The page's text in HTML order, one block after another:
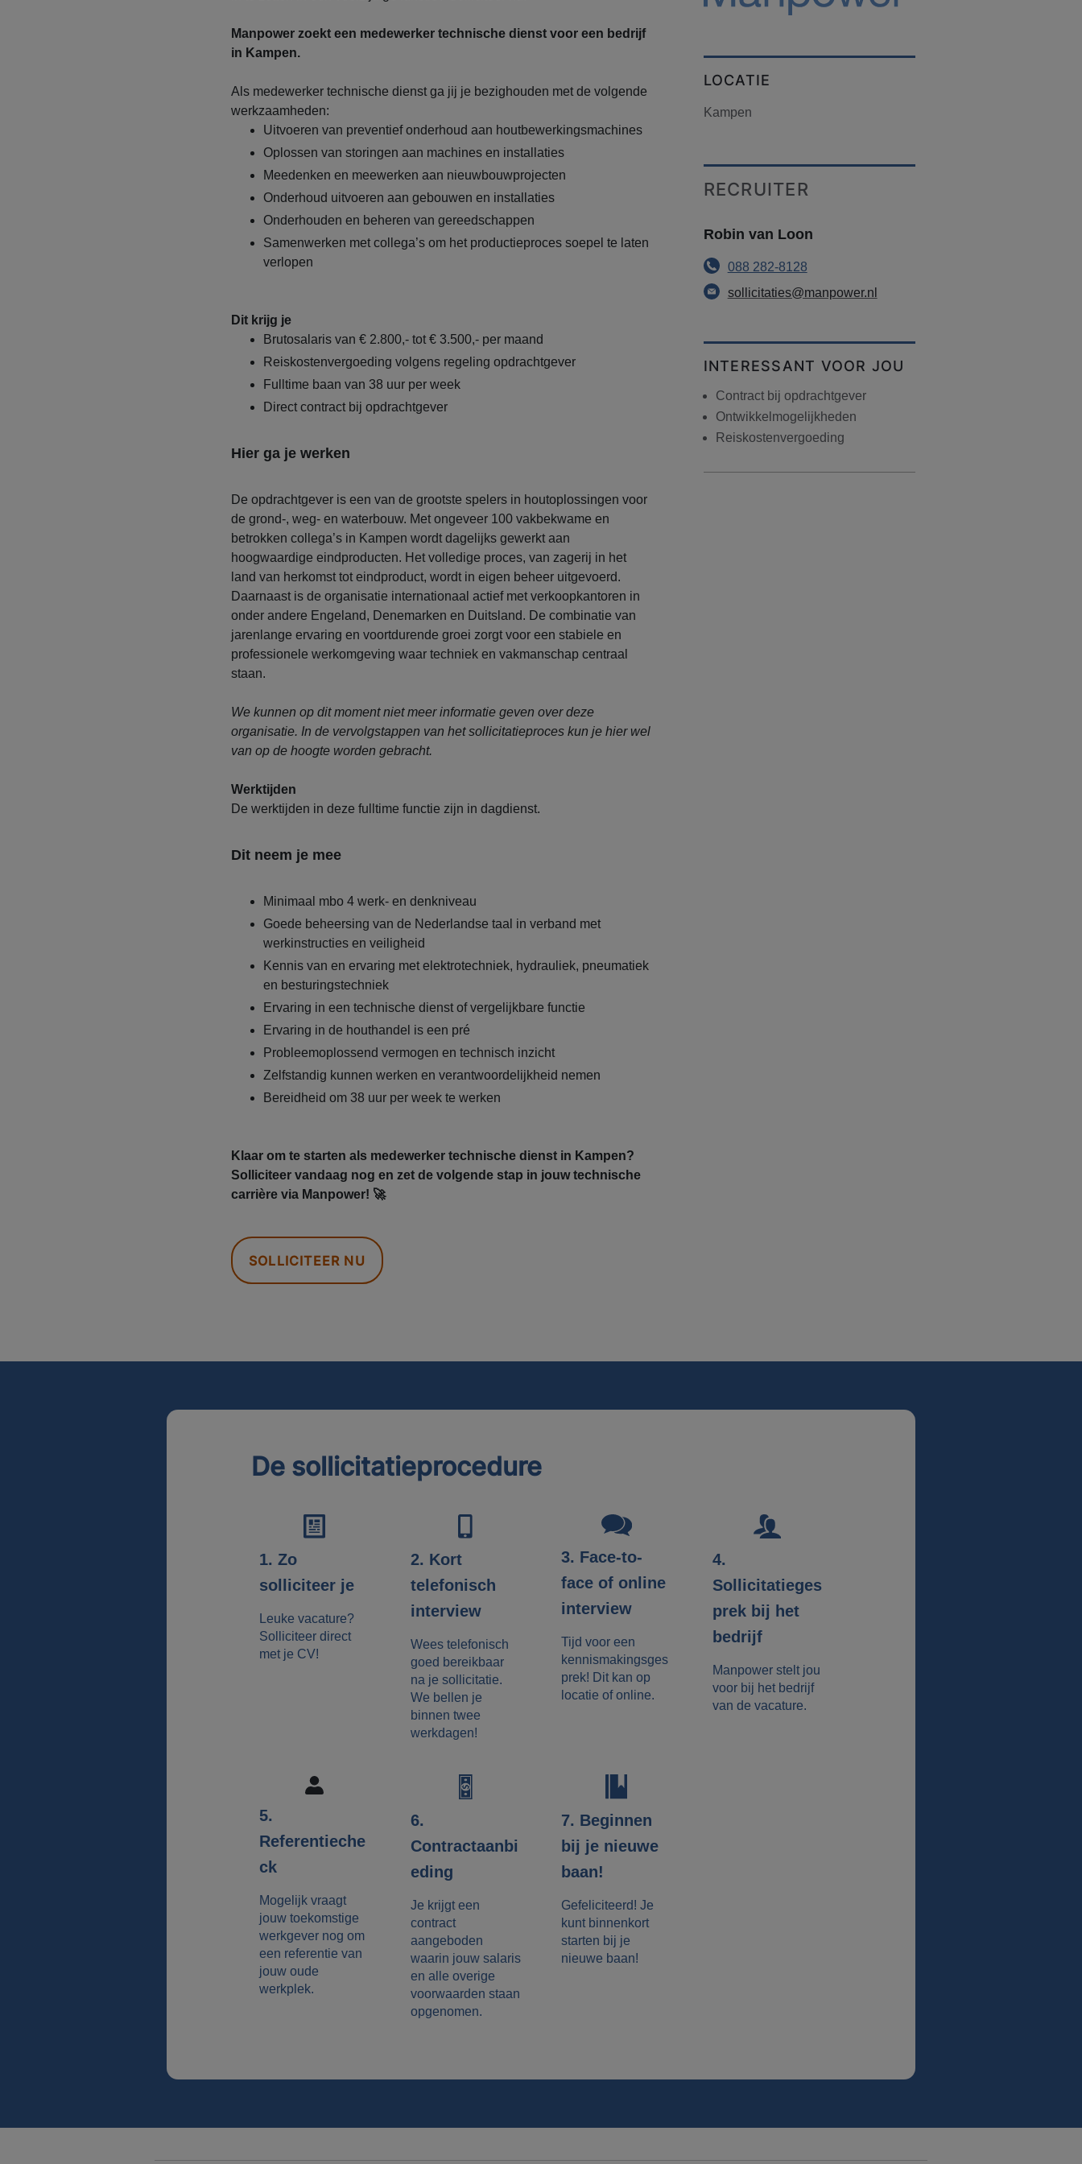
Manpower zoekt een medewerker technische dienst voor een bedrijf
in Kampen.
Als medewerker technische dienst ga jij je bezighouden met de volgende
werkzaamheden:
Uitvoeren van preventief onderhoud aan houtbewerkingsmachines
Oplossen van storingen aan machines en installaties
Meedenken en meewerken aan nieuwbouwprojecten
Onderhoud uitvoeren aan gebouwen en installaties
Onderhouden en beheren van gereedschappen
Samenwerken met collega’s om het productieproces soepel te laten
verlopen
Dit krijg je
Brutosalaris van € 2.800,- tot € 3.500,- per maand
Reiskostenvergoeding volgens regeling opdrachtgever
Fulltime baan van 38 uur per week
Direct contract bij opdrachtgever
Hier ga je werken
De opdrachtgever is een van de grootste spelers in houtoplossingen voor
de grond-, weg- en waterbouw. Met ongeveer 100 vakbekwame en
betrokken collega’s in Kampen wordt dagelijks gewerkt aan
hoogwaardige eindproducten. Het volledige proces, van zagerij in het
land van herkomst tot eindproduct, wordt in eigen beheer uitgevoerd.
Daarnaast is de organisatie internationaal actief met verkoopkantoren in
onder andere Engeland, Denemarken en Duitsland. De combinatie van
jarenlange ervaring en voortdurende groei zorgt voor een stabiele en
professionele werkomgeving waar techniek en vakmanschap centraal
staan.
We kunnen op dit moment niet meer informatie geven over deze
organisatie. In de vervolgstappen van het sollicitatieproces kun je hier wel
van op de hoogte worden gebracht.
Werktijden
De werktijden in deze fulltime functie zijn in dagdienst.
Dit neem je mee
Minimaal mbo 4 werk- en denkniveau
Goede beheersing van de Nederlandse taal in verband met
werkinstructies en veiligheid
Kennis van en ervaring met elektrotechniek, hydrauliek, pneumatiek
en besturingstechniek
Ervaring in een technische dienst of vergelijkbare functie
Ervaring in de houthandel is een pré
Probleemoplossend vermogen en technisch inzicht
Zelfstandig kunnen werken en verantwoordelijkheid nemen
Bereidheid om 38 uur per week te werken
Klaar om te starten als medewerker technische dienst in Kampen?
Solliciteer vandaag nog en zet de volgende stap in jouw technische
carrière via Manpower! 🚀
SOLLICITEER NU
LOCATIE
Kampen
RECRUITER
Robin van Loon
088 282-8128
sollicitaties@manpower.nl
INTERESSANT VOOR JOU
Contract bij opdrachtgever
Ontwikkelmogelijkheden
Reiskostenvergoeding
De sollicitatieprocedure
1. Zo
solliciteer je
Leuke vacature?
Solliciteer direct
met je CV!
2. Kort
telefonisch
interview
Wees telefonisch
goed bereikbaar
na je sollicitatie.
We bellen je
binnen twee
werkdagen!
3. Face-to-
face of online
interview
Tijd voor een
kennismakingsges
prek! Dit kan op
locatie of online.
4.
Sollicitatieges
prek bij het
bedrijf
Manpower stelt jou
voor bij het bedrijf
van de vacature.
5.
Referentieche
ck
Mogelijk vraagt
jouw toekomstige
werkgever nog om
een referentie van
jouw oude
werkplek.
6.
Contractaanbi
eding
Je krijgt een
contract
aangeboden
waarin jouw salaris
en alle overige
voorwaarden staan
opgenomen.
7. Beginnen
bij je nieuwe
baan!
Gefeliciteerd! Je
kunt binnenkort
starten bij je
nieuwe baan!